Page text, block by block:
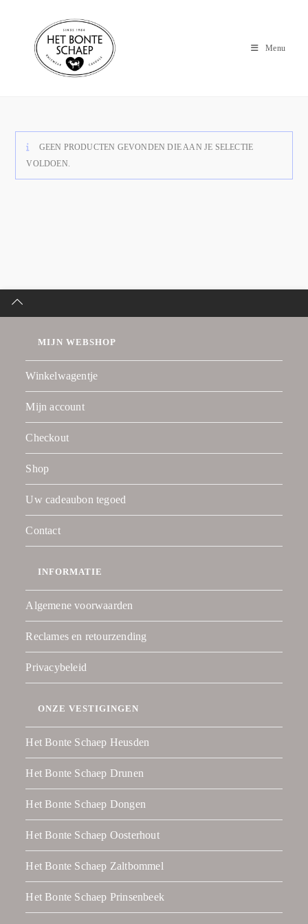
Menu
GEEN PRODUCTEN GEVONDEN DIE AAN JE SELECTIE
VOLDOEN.
MIJN WEBSHOP
Winkelwagentje
Mijn account
Checkout
Shop
Uw cadeaubon tegoed
Contact
INFORMATIE
Algemene voorwaarden
Reclames en retourzending
Privacybeleid
ONZE VESTIGINGEN
Het Bonte Schaep Heusden
Het Bonte Schaep Drunen
Het Bonte Schaep Dongen
Het Bonte Schaep Oosterhout
Het Bonte Schaep Zaltbommel
Het Bonte Schaep Prinsenbeek